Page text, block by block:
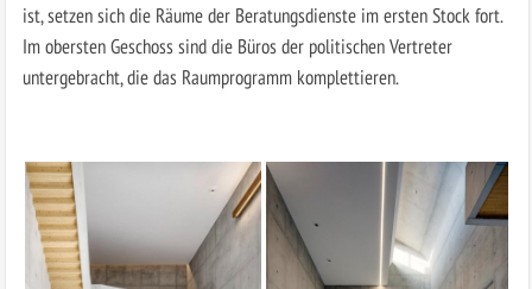
ist, setzen sich die Räume der Beratungsdienste im ersten Stock fort.
Im obersten Geschoss sind die Büros der politischen Vertreter
untergebracht, die das Raumprogramm komplettieren.